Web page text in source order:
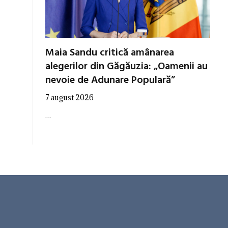
Maia Sandu critică amânarea
alegerilor din Găgăuzia: „Oamenii au
nevoie de Adunare Populară”
7 august 2026
…